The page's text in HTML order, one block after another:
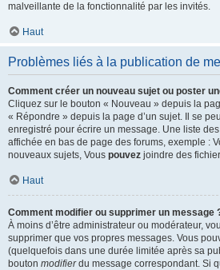
malveillante de la fonctionnalité par les invités.
Haut
Problèmes liés à la publication de
Comment créer un nouveau sujet ou poster
Cliquez sur le bouton « Nouveau » depuis la
« Répondre » depuis la page d’un sujet. Il se
enregistré pour écrire un message. Une liste
affichée en bas de page des forums, exemple :
nouveaux sujets, Vous pouvez joindre des
Haut
Comment modifier ou supprimer un message
À moins d’être administrateur ou modérateur,
supprimer que vos propres messages. Vous
(quelquefois dans une durée limitée après sa
bouton modifierdu message correspondant. Si